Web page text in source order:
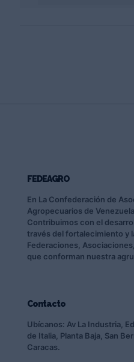
FEDEAGRO
En La Confederación de
Agropecuarios de Venezuela
Contribuimos con el
través del fortalecimiento y
Federaciones,
que conforman nuestra
Contacto
Ubícanos: Av La Industria,
de Italia, Planta Baja, San
Caracas.